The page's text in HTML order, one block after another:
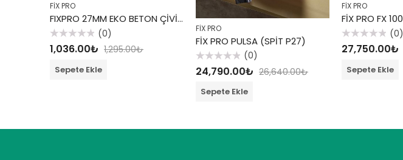
FİX PRO
FIXPRO 27MM EKO BETON ÇİVİSİ +FixPro Gaz Kartuşu
5
üzerinden
oy
aldı
(0)
1,036.00₺ 1,295.00₺
Sepete Ekle
FİX PRO
FİX PRO PULSA (SPİT P27)
5
üzerinden
oy
aldı
(0)
24,790.00₺ 26,640.00₺
Sepete Ekle
FİX PRO
5
üzerinden
oy
aldı
(0)
27,750.00₺
Sepete Ekle